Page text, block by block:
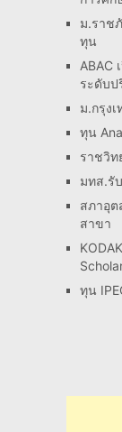
ม.ราช
ทุน
ABAC
ระดับ
ม.กรุง
ทุน
ราชวิ
มทส.รั
สภาอุต
สาขา
ทุน